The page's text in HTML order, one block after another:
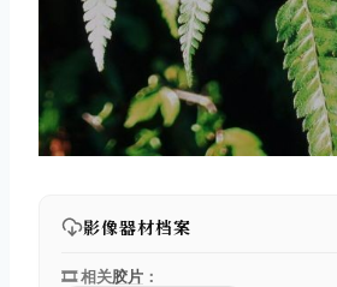
影像器材档案
🎞️ 相关胶片 ：